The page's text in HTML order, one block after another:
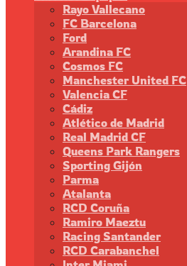
Rayo Vallecano
FC Barcelona
Ford
Arandina FC
Cosmos FC
Manchester United FC
Valencia CF
Cádiz
Atlético de Madrid
Real Madrid CF
Queens Park Rangers
Sporting Gijón
Parma
Atalanta
RCD Coruña
Ramiro Maeztu
Racing Santander
RCD Carabanchel